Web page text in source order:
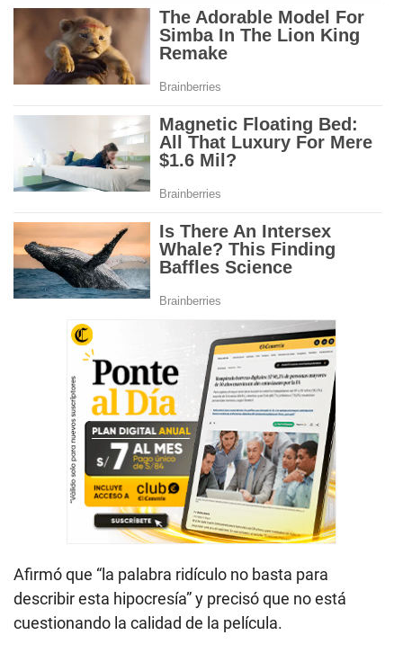
Afirmó que “la palabra ridículo no basta para
describir esta hipocresía” y precisó que no está
cuestionando la calidad de la película.